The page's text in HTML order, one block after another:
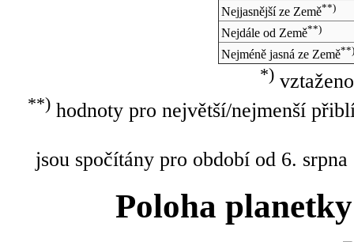
Nejjasnější ze Země**)
Nejdále od Země**)
Nejméně jasná ze Země**)
*)
**)hodnoty pro největší/nejmenší
jsou spočítány pro období od 6.
Poloha